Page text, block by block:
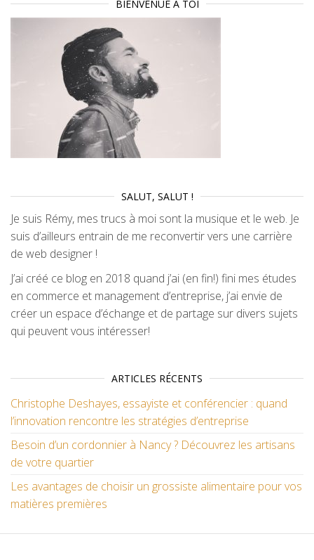
BIENVENUE À TOI
SALUT, SALUT !
Je suis Rémy, mes trucs à moi sont la musique et le web. Je
suis d’ailleurs entrain de me reconvertir vers une carrière
de web designer !
J’ai créé ce blog en 2018 quand j’ai (en fin!) fini mes études
en commerce et management d’entreprise, j’ai envie de
créer un espace d’échange et de partage sur divers sujets
qui peuvent vous intéresser!
ARTICLES RÉCENTS
Christophe Deshayes, essayiste et conférencier : quand
l’innovation rencontre les stratégies d’entreprise
Besoin d’un cordonnier à Nancy ? Découvrez les artisans
de votre quartier
Les avantages de choisir un grossiste alimentaire pour vos
matières premières